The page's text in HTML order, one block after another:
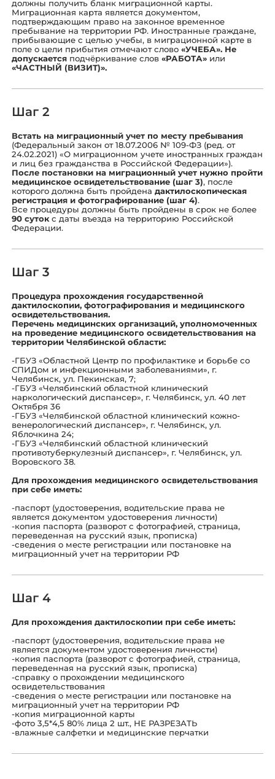
должны получить бланк миграционной карты.
Миграционная карта является документом,
подтверждающим право на законное временное
пребывание на территории РФ. Иностранные граждане,
прибывающие с целью учебы, в миграционной карте в
поле о цели прибытия отмечают слово«УЧЕБА». Не
допускается подчёркивание слов «РАБОТА» или
«ЧАСТНЫЙ (ВИЗИТ)».
Шаг 2
Встать на миграционный учет по месту пребывания
(Федеральный закон от 18.07.2006 № 109-ФЗ (ред. от
24.02.2021) «О миграционном учете иностранных граждан
и лиц без гражданства в Российской Федерации»).
После постановки на миграционный учет нужно пройти
медицинское освидетельствование (шаг 3), после
которого должна быть пройденадактилоскопическая
регистрация и фотографирование (шаг 4).
Все процедуры должны быть пройдены в срок не более
90 сутокс даты въезда на территорию Российской
Федерации.
Шаг 3
Процедура прохождения государственной
дактилоскопии, фотографирования и медицинского
освидетельствования.
Перечень медицинских организаций, уполномоченных
на проведение медицинского освидетельствования на
территории Челябинской области:
-ГБУЗ «Областной Центр по профилактике и борьбе со
СПИДом и инфекционными заболеваниями», г.
Челябинск, ул. Пекинская, 7;
-ГБУЗ «Челябинский областной клинический
наркологический диспансер», г. Челябинск, ул. 40 лет
Октября 36
-ГБУЗ «Челябинской областной клинический кожно-
венерологический диспансер», г. Челябинск, ул.
Яблочкина 24;
-ГБУЗ «Челябинский областной клинический
противотуберкулезный диспансер», г. Челябинск, ул.
Воровского 38.
Для прохождения медицинского освидетельствования
при себе иметь:
-паспорт (удостоверения, водительские права не
является документом удостоверения личности)
-копия паспорта (разворот с фотографией, страница,
переведенная на русский язык, прописка)
-сведения о месте регистрации или постановке на
миграционный учет на территории РФ
Шаг 4
Для прохождения дактилоскопии при себе иметь:
-паспорт (удостоверения, водительские права не
является документом удостоверения личности)
-копия паспорта (разворот с фотографией, страница,
переведенная на русский язык, прописка)
-справку о прохождении медицинского
освидетельствования
-сведения о месте регистрации или постановке на
миграционный учет на территории РФ
-копия миграционной карты
-фото 3,5*4,5 80% лица 2 шт., НЕ РАЗРЕЗАТЬ
-влажные салфетки и медицинские перчатки